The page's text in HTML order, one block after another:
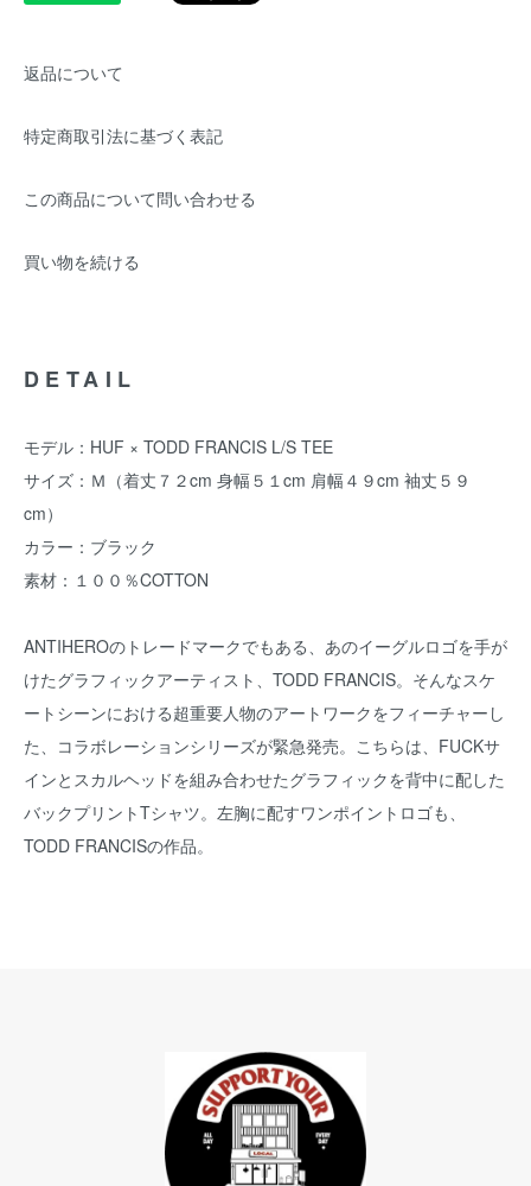
返品について
特定商取引法に基づく表記
この商品について問い合わせる
買い物を続ける
DETAIL
モデル：HUF × TODD FRANCIS L/S TEE
サイズ：Ｍ（着丈７２cm 身幅５１cm 肩幅４９cm 袖丈５９
cm）
カラー：ブラック
素材：１００％COTTON
ANTIHEROのトレードマークでもある、あのイーグルロゴを手が
けたグラフィックアーティスト、TODD FRANCIS。そんなスケ
ートシーンにおける超重要人物のアートワークをフィーチャーし
た、コラボレーションシリーズが緊急発売。こちらは、FUCKサ
インとスカルヘッドを組み合わせたグラフィックを背中に配した
バックプリントTシャツ。左胸に配すワンポイントロゴも、
TODD FRANCISの作品。